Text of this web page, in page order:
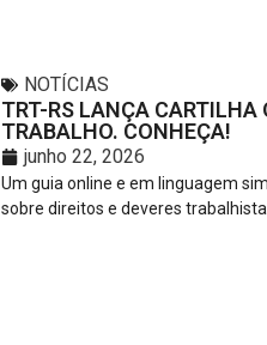
NOTÍCIAS
TRT-RS LANÇA CARTILHA
TRABALHO. CONHEÇA!
junho 22, 2026
Um guia online e em linguagem
sobre direitos e deveres